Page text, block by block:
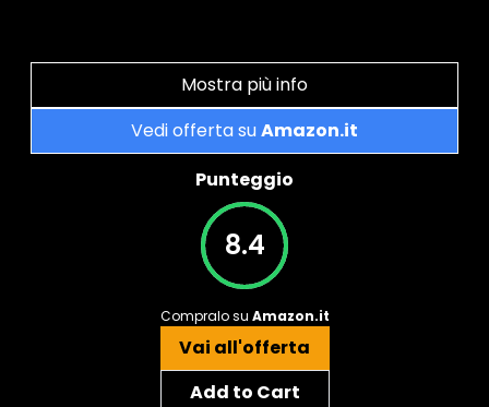
Mostra più info
Vedi offerta suAmazon.it
Punteggio
8.4
Compralo su Amazon.it
Vai all'offerta
Add to Cart